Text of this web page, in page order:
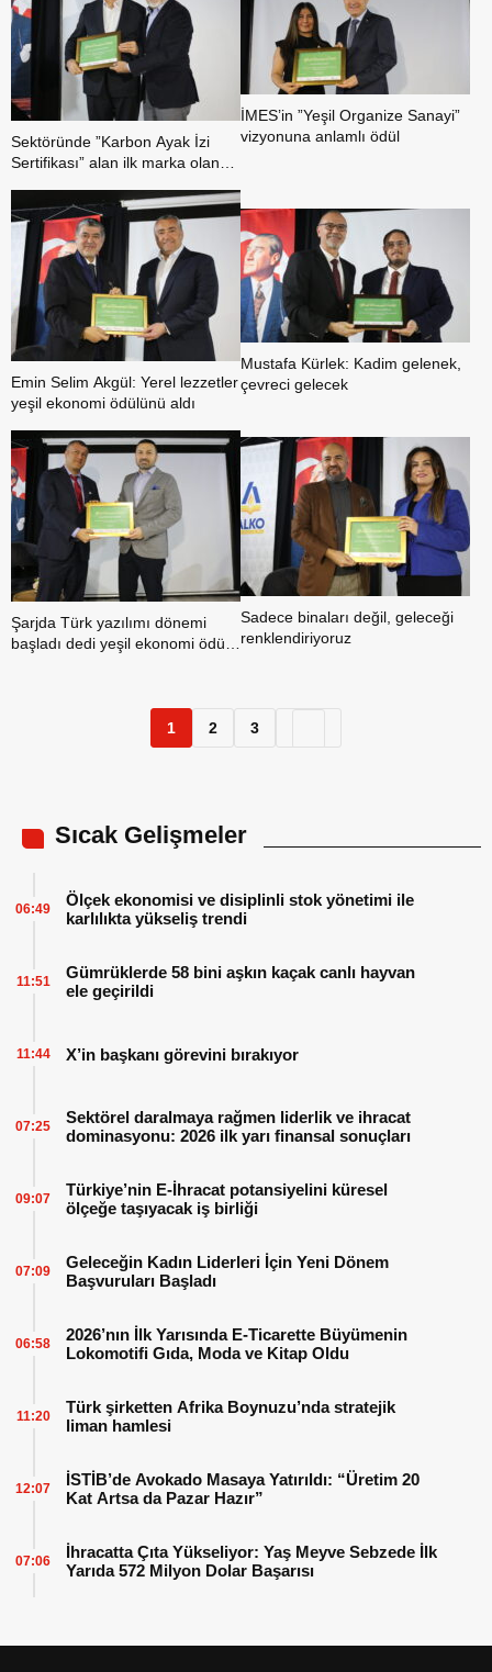
Sektöründe ”Karbon Ayak İzi
Sertifikası” alan ilk marka olan
ödülü
İMES’in ”Yeşil Organize Sanayi”
vizyonuna anlamlı ödül
Emin Selim Akgül: Yerel lezzetler
yeşil ekonomi ödülünü aldı
Mustafa Kürlek: Kadim gelenek,
çevreci gelecek
Şarjda Türk yazılımı dönemi
başladı dedi yeşil ekonomi ödülü
Sadece binaları değil, geleceği
renklendiriyoruz
1 2 3
Sıcak Gelişmeler
Ölçek ekonomisi ve disiplinli stok yönetimi ile
karlılıkta yükseliş trendi
06:49
Gümrüklerde 58 bini aşkın kaçak canlı hayvan
ele geçirildi
11:51
X’in başkanı görevini bırakıyor
11:44
Sektörel daralmaya rağmen liderlik ve ihracat
dominasyonu: 2026 ilk yarı finansal sonuçları
07:25
Türkiye’nin E-İhracat potansiyelini küresel
ölçeğe taşıyacak iş birliği
09:07
Geleceğin Kadın Liderleri İçin Yeni Dönem
Başvuruları Başladı
07:09
2026’nın İlk Yarısında E-Ticarette Büyümenin
Lokomotifi Gıda, Moda ve Kitap Oldu
06:58
Türk şirketten Afrika Boynuzu’nda stratejik
liman hamlesi
11:20
İSTİB’de Avokado Masaya Yatırıldı: “Üretim 20
Kat Artsa da Pazar Hazır”
12:07
İhracatta Çıta Yükseliyor: Yaş Meyve Sebzede İlk
Yarıda 572 Milyon Dolar Başarısı
07:06